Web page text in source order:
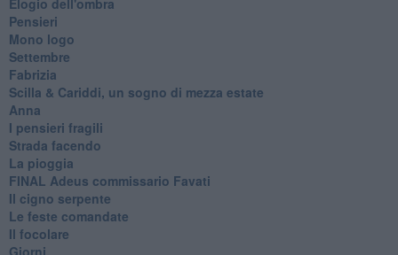
Pensieri
Mono logo
Settembre
Fabrizia
​Scilla & Cariddi, un sogno di mezza estate
Anna
I pensieri fragili
Strada facendo
La pioggia
FINAL Adeus commissario Favati
Il cigno serpente
Le feste comandate
Il focolare
Giorni.